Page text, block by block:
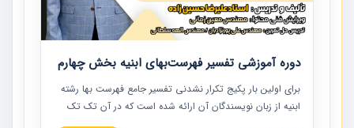
دوره آموزشی تفسیر فهرست‌بهای ابنیه بخش چهارم
برای اولین بار پکیج تکرار نشدنی تفسیر جامع فهرست بها رشته
ابنیه از زبان نویسندگان آن ارائه شده است که در آن تک تک
ردیف ها و مطالب فهرست بها تفسیر و ارائه شده است. این